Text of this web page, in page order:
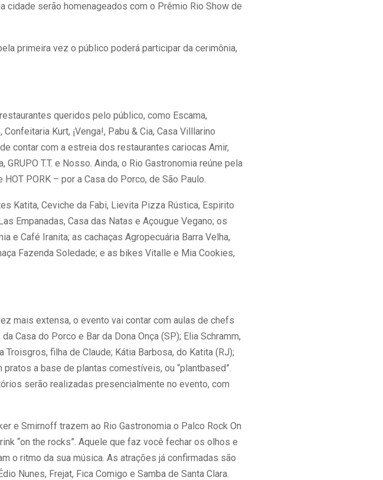
serão homenageados com o Prêmio Rio Show de
primeira vez o público poderá participar da cerimônia,
queridos pelo público, como Escama,
Kurt, ¡Venga!, Pabu & Cia, Casa Villlarino
contar com a estreia dos restaurantes cariocas Amir,
T.T. e Nosso. Ainda, o Rio Gastronomia reúne pela
PORK – por a Casa do Porco, de São Paulo.
Katita, Ceviche da Fabi, Lievita Pizza Rústica, Espirito
Empanadas, Casa das Natas e Açougue Vegano; os
e Café Iranita; as cachaças Agropecuária Barra Velha,
Fazenda Soledade; e as bikes Vitalle e Mia Cookies,
mais extensa, o evento vai contar com aulas de chefs
Casa do Porco e Bar da Dona Onça (SP); Elia Schramm,
filha de Claude; Kátia Barbosa, do Katita (RJ);
a base de plantas comestíveis, ou “plantbased”.
serão realizadas presencialmente no evento, com
e Smirnoff trazem ao Rio Gastronomia o Palco Rock On
“on the rocks”. Aquele que faz você fechar os olhos e
o ritmo da sua música. As atrações já confirmadas são
Nunes, Frejat, Fica Comigo e Samba de Santa Clara.